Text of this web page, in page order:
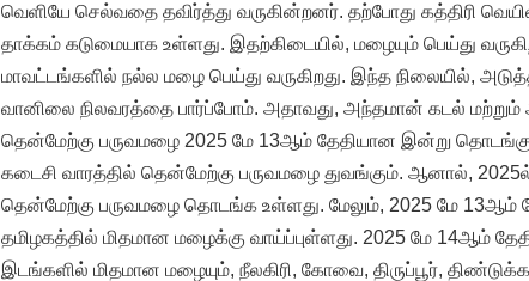
வெளியே செல்வதை தவிர்த்து வருகின்றனர். தற்போது கத்திரி
தாக்கம் கடுமையாக உள்ளது. இதற்கிடையில், மழையும் பெய்து
மாவட்டங்களில் நல்ல மழை பெய்து வருகிறது. இந்த நிலையில்,
வானிலை நிலவரத்தை பார்ப்போம். அதாவது, அந்தமான் கடல் மற்றும்
தென்மேற்கு பருவமழை 2025 மே 13ஆம் தேதியான இன்று
கடைசி வாரத்தில் தென்மேற்கு பருவமழை துவங்கும். ஆனால், 2025ல்
தென்மேற்கு பருவமழை தொடங்க உள்ளது. மேலும், 2025 மே 13ஆம்
தமிழகத்தில் மிதமான மழைக்கு வாய்ப்புள்ளது. 2025 மே 14ஆம்
இடங்களில் மிதமான மழையும், நீலகிரி, கோவை, திருப்பூர்,